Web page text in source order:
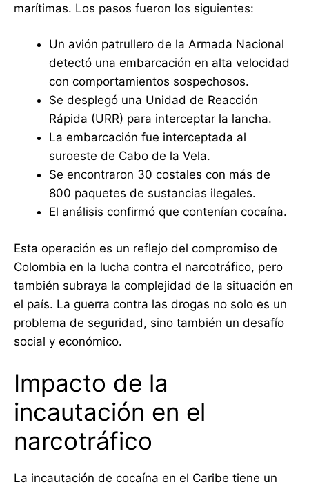
marítimas. Los pasos fueron los siguientes:
Un avión patrullero de la Armada Nacional
detectó una embarcación en alta velocidad
con comportamientos sospechosos.
Se desplegó una Unidad de Reacción
Rápida (URR) para interceptar la lancha.
La embarcación fue interceptada al
suroeste de Cabo de la Vela.
Se encontraron 30 costales con más de
800 paquetes de sustancias ilegales.
El análisis confirmó que contenían cocaína.
Esta operación es un reflejo del compromiso de
Colombia en la lucha contra el narcotráfico, pero
también subraya la complejidad de la situación en
el país. La guerra contra las drogas no solo es un
problema de seguridad, sino también un desafío
social y económico.
Impacto de la
incautación en el
narcotráfico
La incautación de cocaína en el Caribe tiene un